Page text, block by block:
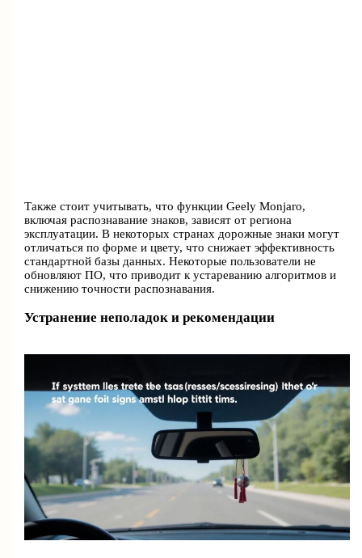
Также стоит учитывать, что функции Geely Monjaro,
включая распознавание знаков, зависят от региона
эксплуатации. В некоторых странах дорожные знаки могут
отличаться по форме и цвету, что снижает эффективность
стандартной базы данных. Некоторые пользователи не
обновляют ПО, что приводит к устареванию алгоритмов и
снижению точности распознавания.
Устранение неполадок и рекомендации